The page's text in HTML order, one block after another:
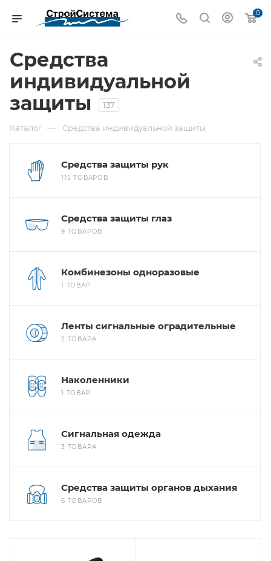
0
Средства
индивидуальной
защиты
137
Каталог — Средства индивидуальной защиты
Средства защиты рук
115 ТОВАРОВ
Средства защиты глаз
9 ТОВАРОВ
Комбинезоны одноразовые
1 ТОВАР
Ленты сигнальные оградительные
2 ТОВАРА
Наколенники
1 ТОВАР
Сигнальная одежда
3 ТОВАРА
Средства защиты органов дыхания
6 ТОВАРОВ